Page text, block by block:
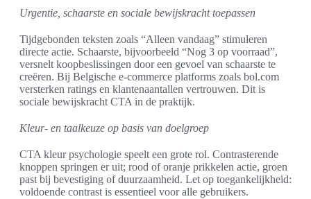
Urgentie, schaarste en sociale bewijskracht toepassen
Tijdgebonden teksten zoals “Alleen vandaag” stimuleren
directe actie. Schaarste, bijvoorbeeld “Nog 3 op voorraad”,
versnelt koopbeslissingen door een gevoel van schaarste te
creëren. Bij Belgische e-commerce platforms zoals bol.com
versterken ratings en klantenaantallen vertrouwen. Dit is
sociale bewijskracht CTA in de praktijk.
Kleur- en taalkeuze op basis van doelgroep
CTA kleur psychologie speelt een grote rol. Contrasterende
knoppen springen er uit; rood of oranje prikkelen actie, groen
past bij bevestiging of duurzaamheid. Let op toegankelijkheid:
voldoende contrast is essentieel voor alle gebruikers.